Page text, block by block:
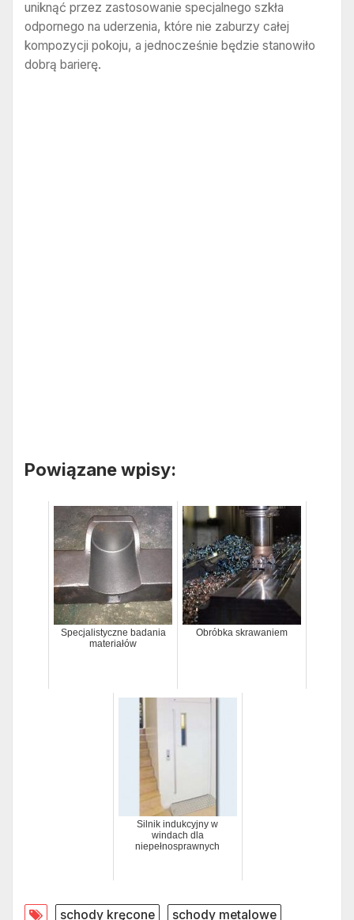
uniknąć przez zastosowanie specjalnego szkła
odpornego na uderzenia, które nie zaburzy całej
kompozycji pokoju, a jednocześnie będzie stanowiło
dobrą barierę.
Powiązane wpisy:
Specjalistyczne badania
materiałów
Obróbka skrawaniem
Silnik indukcyjny w
windach dla
niepełnosprawnych
schody kręcone
schody metalowe